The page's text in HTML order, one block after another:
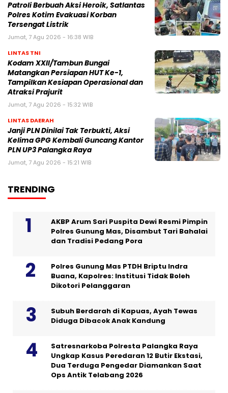
Patroli Berbuah Aksi Heroik, Satlantas
Polres Kotim Evakuasi Korban
Tersengat Listrik
Jumat, 7 Agu 2026 - 16:38 WIB
LINTAS TNI
Kodam XXII/Tambun Bungai
Matangkan Persiapan HUT Ke-1,
Tampilkan Kesiapan Operasional dan
Atraksi Prajurit
Jumat, 7 Agu 2026 - 15:32 WIB
LINTAS DAERAH
Janji PLN Dinilai Tak Terbukti, Aksi
Kelima GPG Kembali Guncang Kantor
PLN UP3 Palangka Raya
Jumat, 7 Agu 2026 - 15:21 WIB
TRENDING
AKBP Arum Sari Puspita Dewi Resmi Pimpin
Polres Gunung Mas, Disambut Tari Bahalai
dan Tradisi Pedang Pora
Polres Gunung Mas PTDH Briptu Indra
Buana, Kapolres: Institusi Tidak Boleh
Dikotori Pelanggaran
Subuh Berdarah di Kapuas, Ayah Tewas
Diduga Dibacok Anak Kandung
Satresnarkoba Polresta Palangka Raya
Ungkap Kasus Peredaran 12 Butir Ekstasi,
Dua Terduga Pengedar Diamankan Saat
Ops Antik Telabang 2026